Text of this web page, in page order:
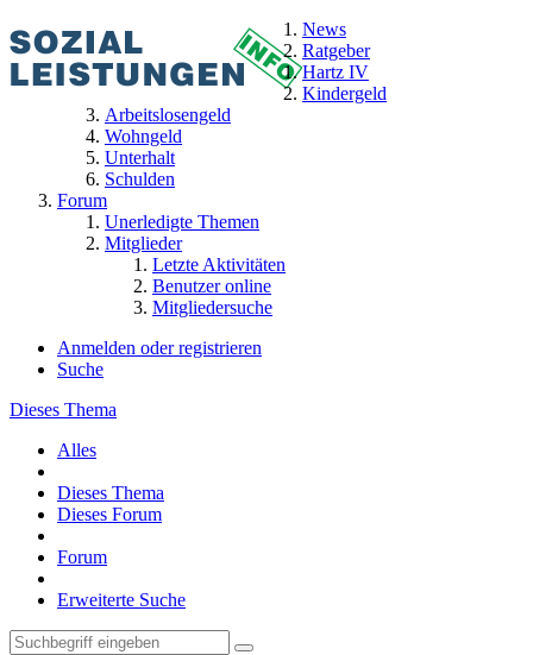
News
Ratgeber
Hartz IV
Kindergeld
Arbeitslosengeld
Wohngeld
Unterhalt
Schulden
Forum
Unerledigte Themen
Mitglieder
Letzte Aktivitäten
Benutzer online
Mitgliedersuche
Anmelden oder registrieren
Suche
Dieses Thema
Alles
Dieses Thema
Dieses Forum
Forum
Erweiterte Suche